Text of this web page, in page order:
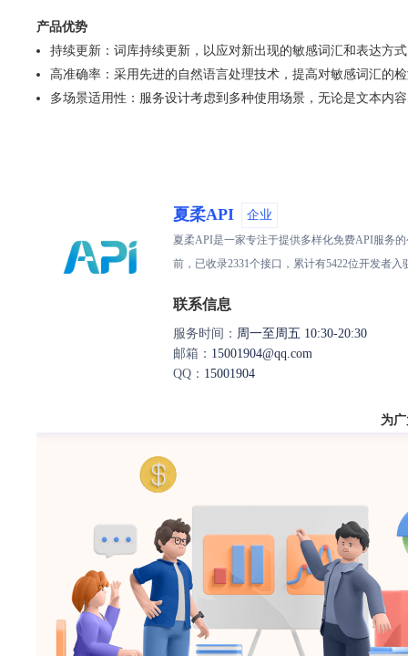
产品优势
持续更新：词库持续更新，以应对新出现的敏感词汇和表达方
高准确率：采用先进的自然语言处理技术，提高对敏感词汇的
多场景适用性：服务设计考虑到多种使用场景，无论是文本内
夏柔API 企业
夏柔API是一家专注于提供多样化免费API服务
前，已收录2331个接口，累计有5422位开发者
联系信息
服务时间： 周一至周五 10:30-20:30
邮箱： 15001904@qq.com
QQ： 15001904
为